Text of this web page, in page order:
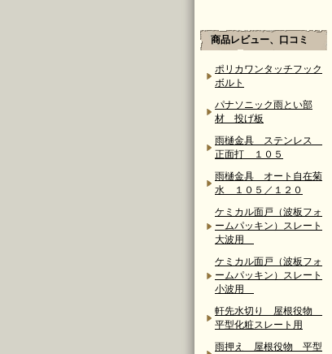
商品レビュー、口コミ
ポリカワンタッチフック
ボルト
パナソニック雨とい部
材 投げ板
雨樋金具 ステンレス
正面打 １０５
雨樋金具 オート自在菊
水 １０５／１２０
ケミカル面戸（波板フォ
ームパッキン）スレート
大波用
ケミカル面戸（波板フォ
ームパッキン）スレート
小波用
軒先水切り 屋根役物
平型化粧スレート用
雨押え 屋根役物 平型